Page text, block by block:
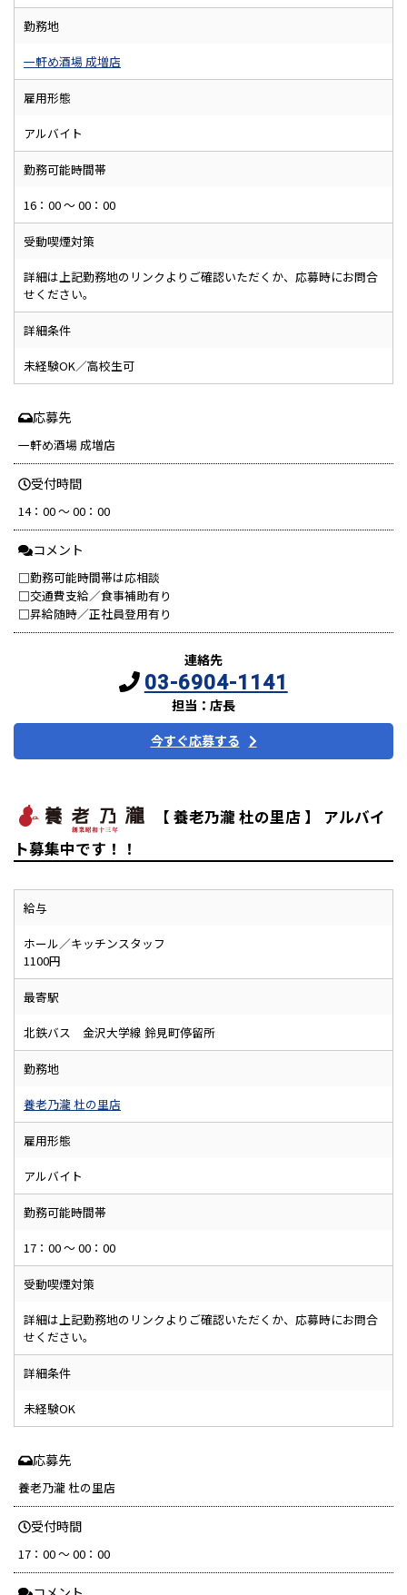
勤務地
一軒め酒場 成増店
雇用形態
アルバイト
勤務可能時間帯
16：00 ～ 00：00
受動喫煙対策
詳細は上記勤務地のリンクよりご確認いただくか、応募時にお問合
せください。
詳細条件
未経験OK／高校生可
応募先
一軒め酒場 成増店
受付時間
14：00 ～ 00：00
コメント
□勤務可能時間帯は応相談
□交通費支給／食事補助有り
□昇給随時／正社員登用有り
連絡先
03-6904-1141
担当：店長
今すぐ応募する
【 養老乃瀧 杜の里店 】 アルバイ
ト募集中です！！
給与
ホール／キッチンスタッフ
1100円
最寄駅
北鉄バス 金沢大学線 鈴見町停留所
勤務地
養老乃瀧 杜の里店
雇用形態
アルバイト
勤務可能時間帯
17：00 ～ 00：00
受動喫煙対策
詳細は上記勤務地のリンクよりご確認いただくか、応募時にお問合
せください。
詳細条件
未経験OK
応募先
養老乃瀧 杜の里店
受付時間
17：00 ～ 00：00